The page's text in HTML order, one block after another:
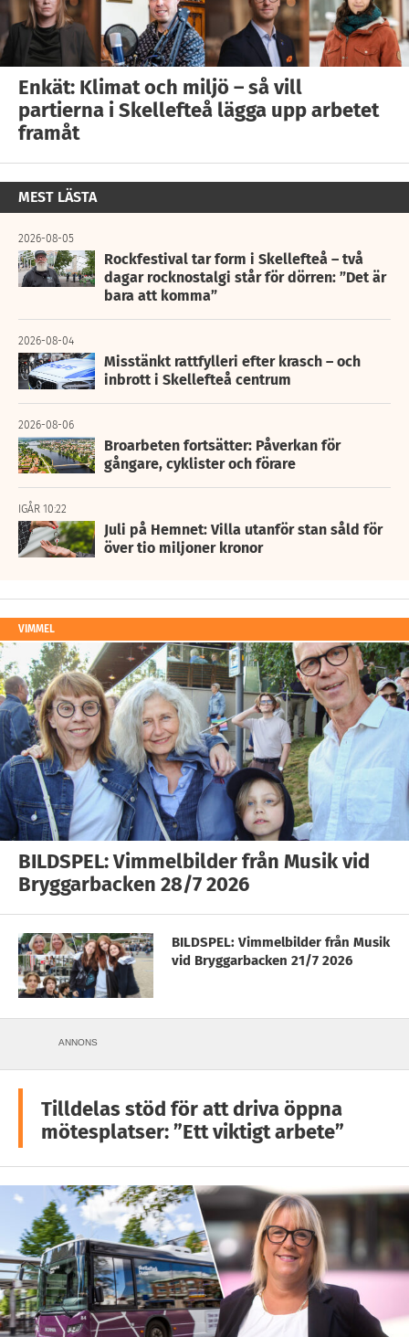
Enkät: Klimat och miljö – så vill
partierna i Skellefteå lägga upp arbetet
framåt
MEST LÄSTA
2026-08-05
Rockfestival tar form i Skellefteå – två
dagar rocknostalgi står för dörren: ”Det är
bara att komma”
2026-08-04
Misstänkt rattfylleri efter krasch – och
inbrott i Skellefteå centrum
2026-08-06
Broarbeten fortsätter: Påverkan för
gångare, cyklister och förare
IGÅR 10:22
Juli på Hemnet: Villa utanför stan såld för
över tio miljoner kronor
VIMMEL
BILDSPEL: Vimmelbilder från Musik vid
Bryggarbacken 28/7 2026
BILDSPEL: Vimmelbilder från Musik
vid Bryggarbacken 21/7 2026
ANNONS
Tilldelas stöd för att driva öppna
mötesplatser: ”Ett viktigt arbete”